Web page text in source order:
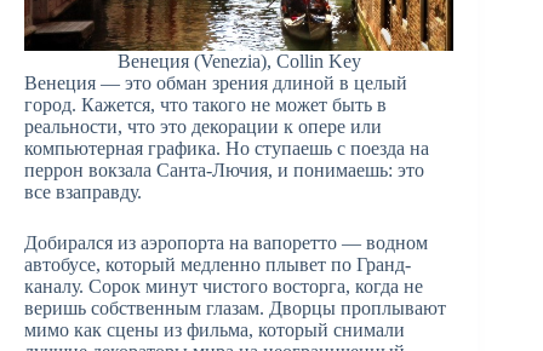
Венеция (Venezia), Collin Key
Венеция — это обман зрения длиной в целый
город. Кажется, что такого не может быть в
реальности, что это декорации к опере или
компьютерная графика. Но ступаешь с поезда на
перрон вокзала Санта-Лючия, и понимаешь: это
все взаправду.
Добирался из аэропорта на вапоретто — водном
автобусе, который медленно плывет по Гранд-
каналу. Сорок минут чистого восторга, когда не
веришь собственным глазам. Дворцы проплывают
мимо как сцены из фильма, который снимали